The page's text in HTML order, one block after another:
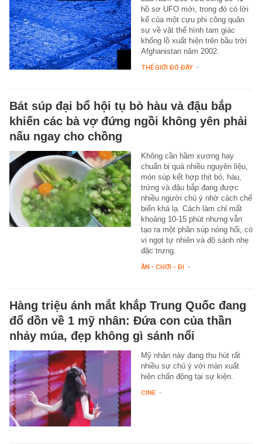
hồ sơ UFO mới, trong đó có lời
kể của một cựu phi công quân
sự về vật thể hình tam giác
khổng lồ xuất hiện trên bầu trời
Afghanistan năm 2002.
THẾ GIỚI ĐÓ ĐÂY -
Bát súp đại bổ hội tụ bò hàu và đậu bắp
khiến các bà vợ đứng ngồi không yên phải
nấu ngay cho chồng
Không cần hầm xương hay
chuẩn bị quá nhiều nguyên liệu,
món súp kết hợp thịt bò, hàu,
trứng và đậu bắp đang được
nhiều người chú ý nhờ cách chế
biến khá lạ. Cách làm chỉ mất
khoảng 10-15 phút nhưng vẫn
tạo ra một phần súp nóng hổi, có
vị ngọt tự nhiên và độ sánh nhẹ
đặc trưng.
ĂN - CHƠI - ĐI -
Hàng triệu ánh mắt khắp Trung Quốc đang
đổ dồn về 1 mỹ nhân: Đứa con của thần
nhảy múa, đẹp không gì sánh nổi
Mỹ nhân này đang thu hút rất
nhiều sự chú ý với màn xuất
hiện chấn động tại sự kiện.
CINE -